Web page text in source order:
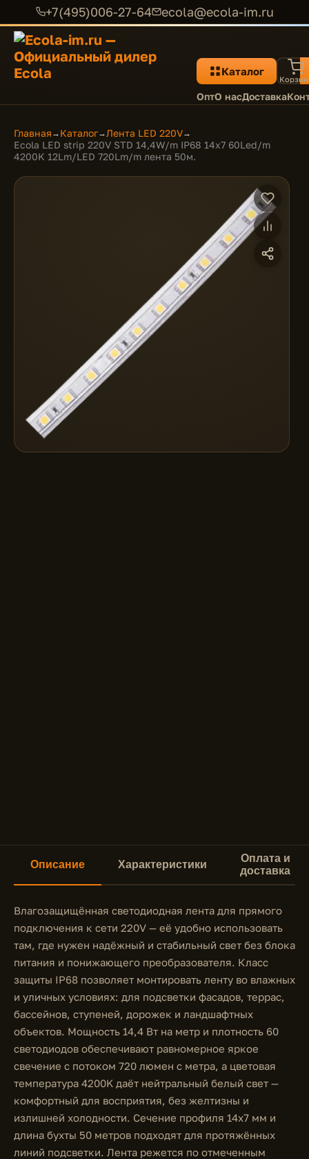
+7(495)006-27-64 ecola@ecola-im.ru
Каталог
ОптО насДоставка
Главная → Каталог→Лента LED 220V→
Ecola LED strip 220V STD 14,4W/m IP68 14x7 60Led/m
4200K 12Lm/LED 720Lm/m лента 50м.
Описание Характеристики
Оплата и
доставка
Влагозащищённая светодиодная лента для прямого
подключения к сети 220V — её удобно использовать
там, где нужен надёжный и стабильный свет без блока
питания и понижающего преобразователя. Класс
защиты IP68 позволяет монтировать ленту во влажных
и уличных условиях: для подсветки фасадов, террас,
бассейнов, ступеней, дорожек и ландшафтных
объектов. Мощность 14,4 Вт на метр и плотность 60
светодиодов обеспечивают равномерное яркое
свечение с потоком 720 люмен с метра, а цветовая
температура 4200K даёт нейтральный белый свет —
комфортный для восприятия, без желтизны и
излишней холодности. Сечение профиля 14x7 мм и
длина бухты 50 метров подходят для протяжённых
линий подсветки. Лента режется по отмеченным